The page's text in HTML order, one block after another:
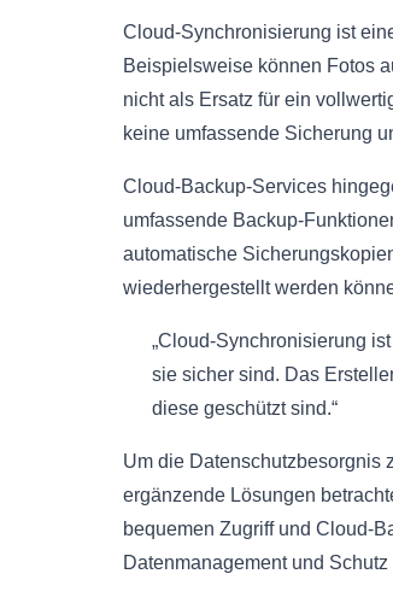
Cloud-Synchronisierung ist
Beispielsweise können Fotos
nicht als Ersatz für ein
keine umfassende Sicherung
Cloud-Backup-Services
umfassende Backup-
automatische
wiederhergestellt werden
„Cloud-Synchronisierung
sie sicher sind. Das
diese geschützt sind.“
Um die Datenschutzbesorgnis
ergänzende Lösungen
bequemen Zugriff und Cloud-
Datenmanagement und